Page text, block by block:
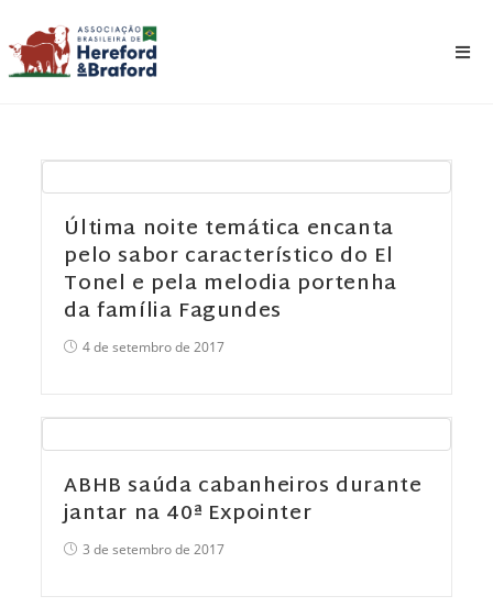
Última noite temática encanta
pelo sabor característico do El
Tonel e pela melodia portenha
da família Fagundes
4 de setembro de 2017
ABHB saúda cabanheiros durante
jantar na 40ª Expointer
3 de setembro de 2017